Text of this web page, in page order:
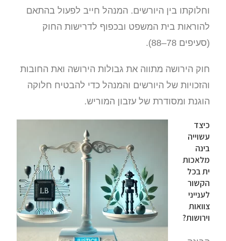
וחלוקתו בין היורשים. המנהל חייב לפעול בהתאם
להוראות בית המשפט ובכפוף לדרישות החוק
(סעיפים 78–88).
חוק הירושה מתווה את גבולות הירושה ואת החובות
והזכויות של היורשים והמנהל כדי להבטיח חלוקה
הוגנת ומסודרת של עזבון המוריש.
כיצד
עשוייה
בינה
מלאכות
ית בכל
הקשור
לענייני
צוואות
וירושות?